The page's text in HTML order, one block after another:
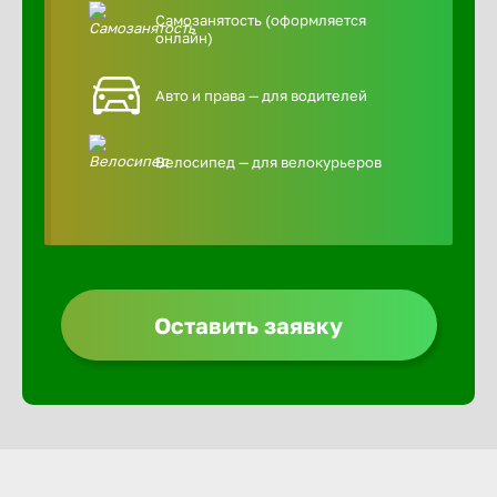
Самозанятость (оформляется
онлайн)
Авто и права — для водителей
Велосипед — для велокурьеров
Оставить заявку